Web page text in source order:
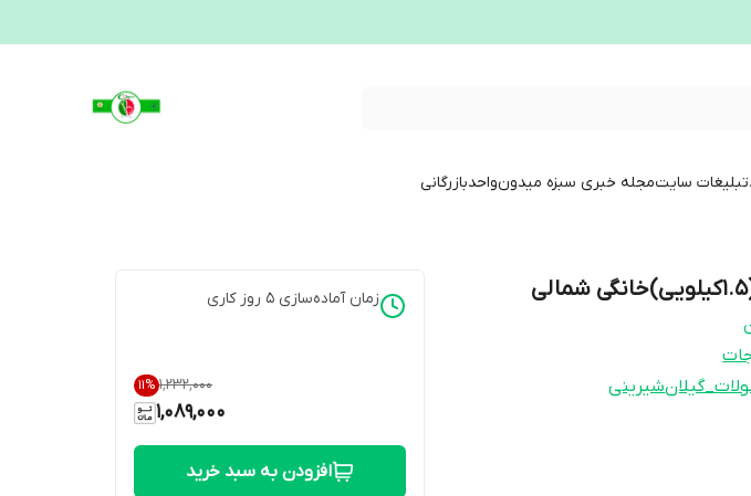
سایتمجله خبری سبزه میدونواحدبازرگانی
شیرینی
زمان آماده‌سازی 5 روز کاری
۱٬۲۳۲٬۰۰۰ 11%
1,089,000
افزودن به سبد خرید